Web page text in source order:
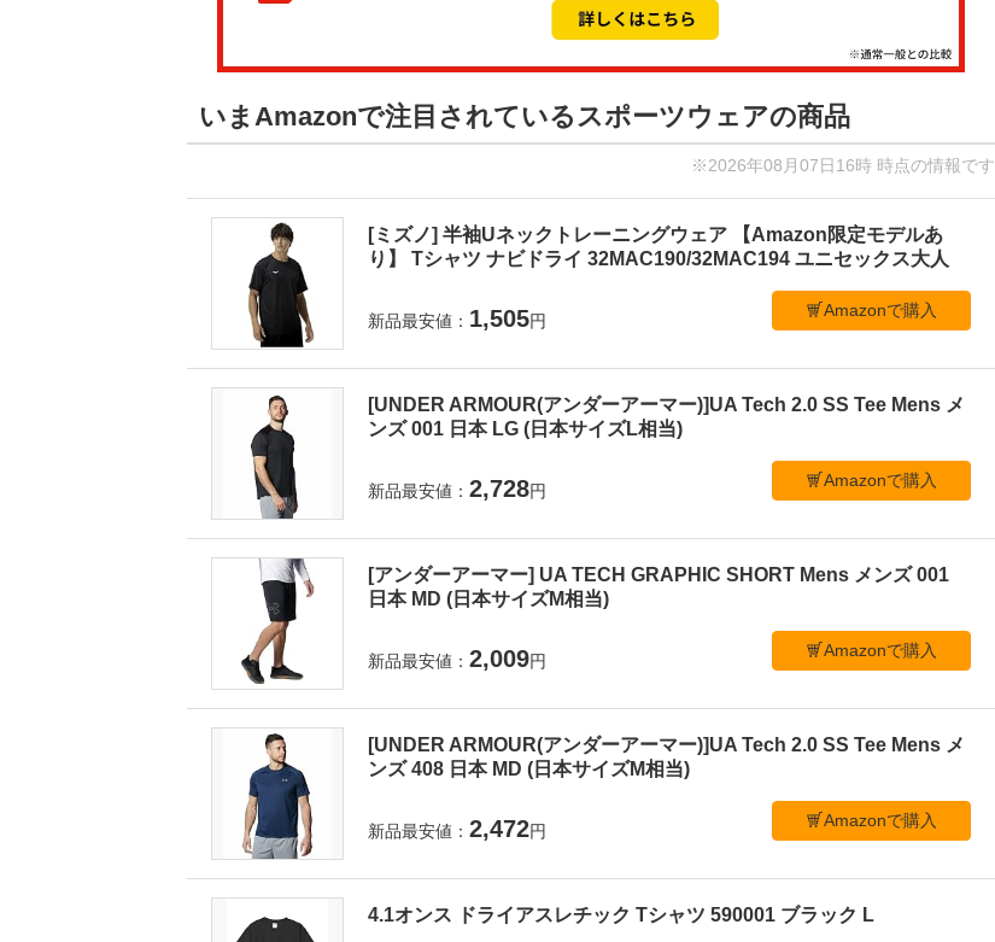
いまAmazonで注目されているスポーツウェアの商品
※2026年08月07日16時 時点の情報です
[ミズノ] 半袖Uネックトレーニングウェア 【Amazon限定モデルあ
り】 Tシャツ ナビドライ 32MAC190/32MAC194 ユニセックス大人
新品最安値： 1,505円
Amazonで購入
[UNDER ARMOUR(アンダーアーマー)]UA Tech 2.0 SS Tee Mens メ
ンズ 001 日本 LG (日本サイズL相当)
新品最安値： 2,728円
Amazonで購入
[アンダーアーマー] UA TECH GRAPHIC SHORT Mens メンズ 001
日本 MD (日本サイズM相当)
新品最安値： 2,009円
Amazonで購入
[UNDER ARMOUR(アンダーアーマー)]UA Tech 2.0 SS Tee Mens メ
ンズ 408 日本 MD (日本サイズM相当)
新品最安値： 2,472円
Amazonで購入
4.1オンス ドライアスレチック Tシャツ 590001 ブラック L